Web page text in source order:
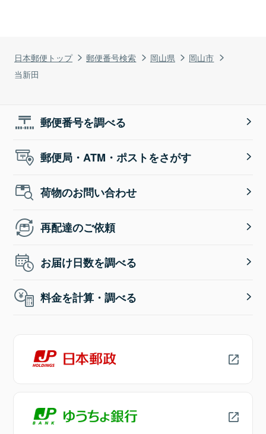
日本郵便トップ 郵便番号検索 岡山県
岡山市
当新田
郵便番号を調べる
郵便局・ATM・ポストをさがす
荷物のお問い合わせ
再配達のご依頼
お届け日数を調べる
料金を計算・調べる